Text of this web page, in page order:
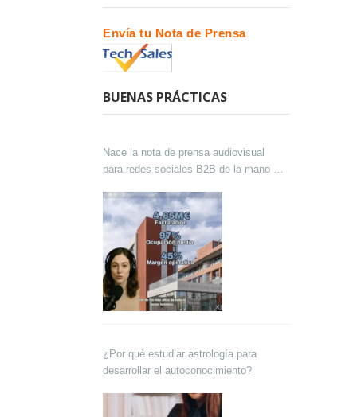
Envía tu Nota de Prensa
BUENAS PRÁCTICAS
Nace la nota de prensa audiovisual
para redes sociales B2B de la mano de
¿Por qué estudiar astrología para
desarrollar el autoconocimiento?